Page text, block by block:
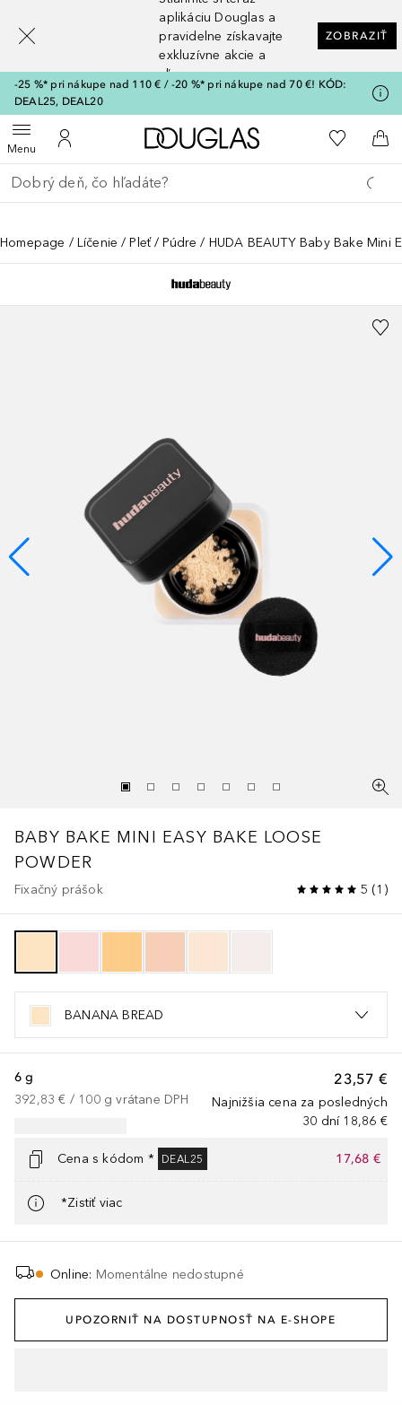
aplikáciu Douglas a
pravidelne získavajte
exkluzívne akcie a
zľavy
ZOBRAZIŤ
-25 %* pri nákupe nad 110 € / -20 %* pri nákupe nad 70 €! KÓD:
DEAL25, DEAL20
MenuOtvoriť menuDo môjho účtu
Domov Do môjho
Do
Choď späť
Vykonajte vyhľadávanie
Homepage Líčenie Pleť Púdre HUDA BEAUTY Baby Bake Mini
BABY BAKE MINI EASY BAKE LOOSE
POWDER
Fixačný prášok 5 (1 )
BANANA BREAD
23,57 €
Najnižšia cena za posledných
30 dní 18,86 €
6 g
392,83 € / 100 g vrátane DPH
Cena s kódom * DEAL25 17,68 €
*Zistiť viac
Online: Momentálne nedostupné
UPOZORNIŤ NA DOSTUPNOSŤ NA E-SHOPE
[navigation.slideout.screenreader]